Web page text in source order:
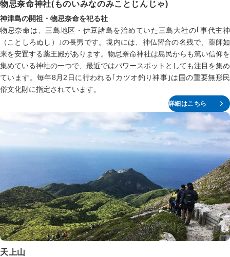
物忌奈命神社(ものいみなのみことじんじゃ)
神津島の開祖・物忌奈命を祀る社
物忌奈命は、三島地区・伊豆諸島を治めていた三島大社の｢事代主神
（ことしろぬし）｣の長男です。境内には、神仏習合の名残で、薬師如
来を安置する薬王殿があります。物忌奈命神社は島民からも篤い信仰を
集めている神社の一つで、最近ではパワースポットとしても注目を集め
ています。毎年8月2日に行われる｢カツオ釣り神事｣は国の重要無形民
俗文化財に指定されています。
詳細はこちら
天上山